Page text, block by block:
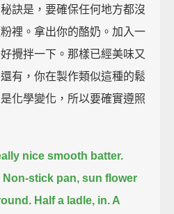
訣是，要確保任何地方都沒
裡。拿出你的酪奶。加入一
攪拌一下。那樣已經美味又
有，你在製作類似這種的鬆
化學變化，所以要確實遵照
nice smooth batter.
Non-stick pan, sun flower
Half a ladle, in. A